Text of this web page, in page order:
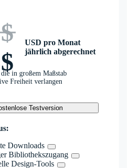
USD pro Monat
jährlich abgerechnet
in großem Maßstab
Freiheit verlangen
Testversion
Downloads
Bibliothekszugang
Design-Tools